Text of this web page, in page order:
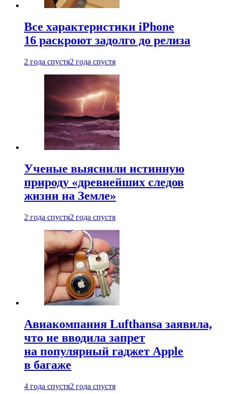
Все характеристики iPhone
16 раскроют задолго до релиза
2 года спустя2 года спустя
Ученые выяснили истинную
природу «древнейших следов
жизни на Земле»
2 года спустя2 года спустя
Авиакомпания Lufthansa заявила,
что не вводила запрет
на популярный гаджет Apple
в багаже
4 года спустя2 года спустя